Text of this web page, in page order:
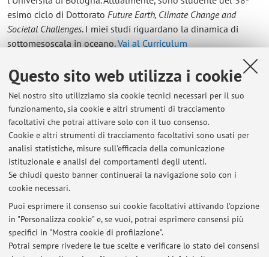
Questo sito web utilizza i cookie
Nel nostro sito utilizziamo sia cookie tecnici necessari per il suo
funzionamento, sia cookie e altri strumenti di tracciamento
facoltativi che potrai attivare solo con il tuo consenso.
Cookie e altri strumenti di tracciamento facoltativi sono usati per
analisi statistiche, misure sull'efficacia della comunicazione
istituzionale e analisi dei comportamenti degli utenti.
Se chiudi questo banner continuerai la navigazione solo con i
cookie necessari.
Puoi esprimere il consenso sui cookie facoltativi attivando l'opzione
in "Personalizza cookie" e, se vuoi, potrai esprimere consensi più
specifici in "Mostra cookie di profilazione".
Potrai sempre rivedere le tue scelte e verificare lo stato dei consensi
esimo ciclo di Dottorato Future Earth, Climate Change and
Societal Challenges. I miei studi riguardano la dinamica di
sottomesoscala in oceano.Vai al Curriculum
Contatti
E-mail: francesco.benfenati5@unibo.it
Dipartimento di Fisica e Astronomia "Augusto Righi"
Viale Berti Pichat 6/2, Bologna -
Vai alla mappa
Ultimi avvisi